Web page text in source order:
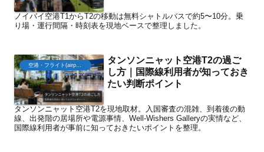
ノイバイ空港T1からT2の移動は無料シャトルバスで約5〜10分。乗
り場・運行間隔・時刻表を現地ベースで整理しました。
タンソンニャット空港T2の過ご
し方｜国際線利用者が知っておき
たい判断ポイント
タンソンニャット空港T2を現地取材。入国審査の混雑、到着後の動
線、出発階の居場所や電源事情、Well-Wishers Galleryの実情など、
国際線利用者が事前に知っておきたいポイントを整理。